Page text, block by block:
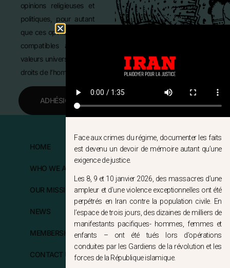
opinions religieuses et
politiques, pour autant
que ces opinions soient
compatibles avec les
valeurs universelles des
droits de l’homme.
ADHÉSION
HOME
WHO WE ARE?
OUR MISSIONS
NEWS
MEMBERSHIP
CONTACT US
FOLLOW US
Face aux crimes du régime, documenter les faits
est devenu un devoir de mémoire autant qu’une
exigence de justice.
Les 8, 9 et 10 janvier 2026, des massacres d’une
ampleur et d’une violence exceptionnelles ont été
perpétrés en Iran contre la population civile. En
l’espace de trois jours, des dizaines de milliers de
manifestants pacifiques- hommes, femmes et
enfants – ont été tués lors d’opérations
conduites par les Gardiens de la révolution et les
forces de la République islamique.